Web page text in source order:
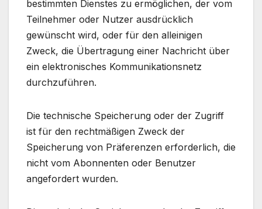
bestimmten Dienstes zu ermöglichen, der vom
Teilnehmer oder Nutzer ausdrücklich
gewünscht wird, oder für den alleinigen
Zweck, die Übertragung einer Nachricht über
ein elektronisches Kommunikationsnetz
durchzuführen.
Die technische Speicherung oder der Zugriff
ist für den rechtmäßigen Zweck der
Speicherung von Präferenzen erforderlich, die
nicht vom Abonnenten oder Benutzer
angefordert wurden.